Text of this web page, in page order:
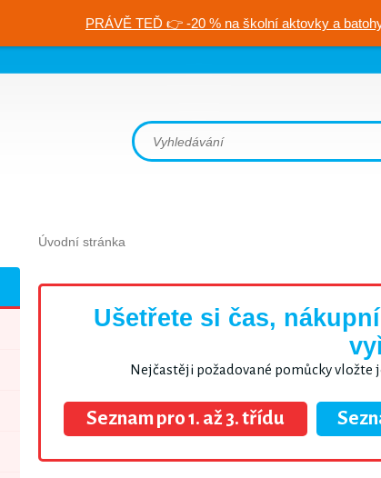
PRÁVĚ TEĎ 👉 -20 % na školní aktovky a
Úvodní stránka
Ušetřete si čas,
Nejčastěji požadované pomůcky vložte
Seznam pro 1. až 3. třídu